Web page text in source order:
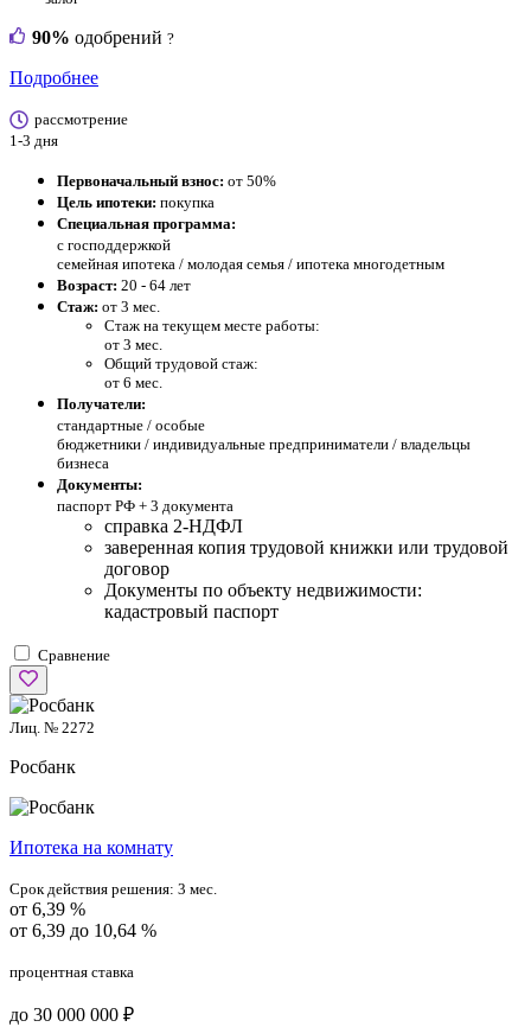
90% одобрений ?
Подробнее
рассмотрение
1-3 дня
Первоначальный взнос: от 50%
Цель ипотеки: покупка
Специальная программа:
с господдержкой
семейная ипотека / молодая семья / ипотека многодетным
Возраст: 20 - 64 лет
Стаж: от 3 мес.
Стаж на текущем месте работы:
от 3 мес.
Общий трудовой стаж:
от 6 мес.
Получатели:
стандартные / особые
бюджетники / индивидуальные предприниматели / владельцы
бизнеса
Документы:
паспорт РФ + 3 документа
справка 2-НДФЛ
заверенная копия трудовой книжки или трудовой
договор
Документы по объекту недвижимости:
кадастровый паспорт
Сравнение
Лиц. № 2272
Росбанк
Ипотека на комнату
Срок действия решения: 3 мес.
от 6,39 %
от 6,39 до 10,64 %
процентная ставка
до 30 000 000 ₽